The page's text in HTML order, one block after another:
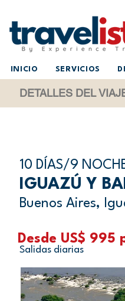
INICIO SERVICIOS
DETALLES DEL
10 DÍAS/9
IGUAZÚ Y
Buenos Aires,
Desde US$ 995
Salidas diarias